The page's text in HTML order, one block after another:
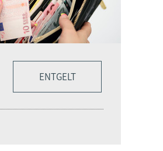
ENTGELT